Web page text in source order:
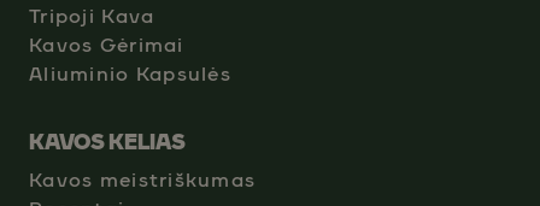
Tripoji Kava
Kavos Gėrimai
Aliuminio Kapsulės
KAVOS KELIAS
Kavos meistriškumas